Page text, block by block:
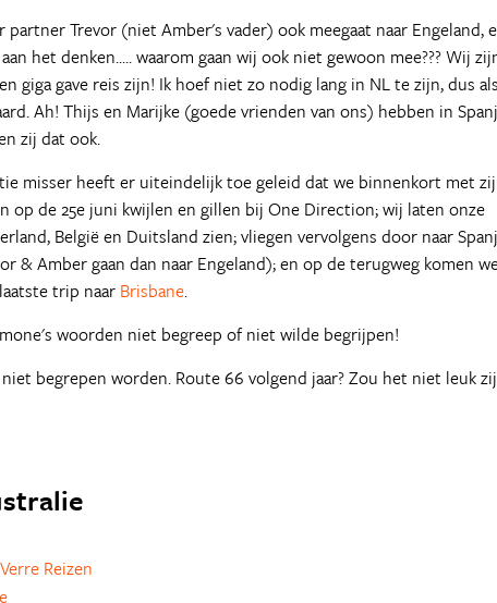
Trevor (niet Amber's vader) ook meegaat naar Engeland,
het denken..... waarom gaan wij ook niet gewoon mee??? Wij
giga gave reis zijn! Ik hoef niet zo nodig lang in NL te zijn, dus
Ah! Thijs en Marijke (goede vrienden van ons) hebben in
zij dat ook.
misser heeft er uiteindelijk toe geleid dat we binnenkort met
op de 25e juni kwijlen en gillen bij One Direction; wij laten onze
België en Duitsland zien; vliegen vervolgens door naar
& Amber gaan dan naar Engeland); en op de terugweg komen
trip naar Brisbane.
woorden niet begreep of niet wilde begrijpen!
begrepen worden. Route 66 volgend jaar? Zou het niet leuk
Reizen